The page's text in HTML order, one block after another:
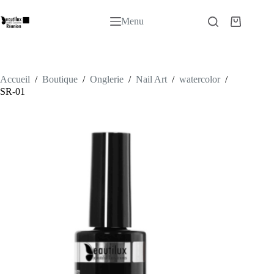
au
contenu
Menu
Panier
Accueil / Boutique / Onglerie / Nail Art / watercolor /
SR-01